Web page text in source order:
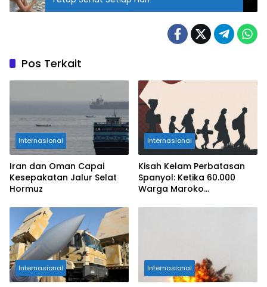
Pos Terkait
Internasional
Iran dan Oman Capai
Kesepakatan Jalur Selat
Hormuz
Internasional
Kisah Kelam Perbatasan
Spanyol: Ketika 60.000
Warga Maroko
Ceuta
Internasional Internasional